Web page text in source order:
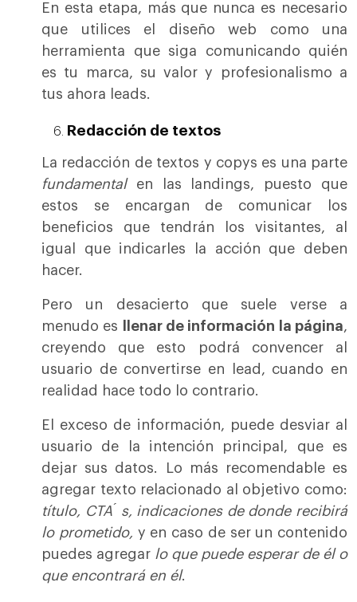
En esta etapa, más que nunca es necesario
que utilices el diseño web como una
herramienta que siga comunicando quién
es tu marca, su valor y profesionalismo a
tus ahora leads.
Redacción de textos
La redacción de textos y copys es una parte
fundamentalen las landings, puesto que
estos se encargan de comunicar los
beneficios que tendrán los visitantes, al
igual que indicarles la acción que deben
hacer.
Pero un desacierto que suele verse a
menudo es
llenar de información la página,
creyendo que esto podrá convencer al
usuario de convertirse en lead, cuando en
realidad hace todo lo contrario.
El exceso de información, puede desviar al
usuario de la intención principal, que es
dejar sus datos. Lo más recomendable es
agregar texto relacionado al objetivo como:
título, CTA ́ s, indicaciones de donde recibirá
lo prometido, y en caso de ser un contenido
puedes agregar lo que puede esperar de él o
que encontrará en él.